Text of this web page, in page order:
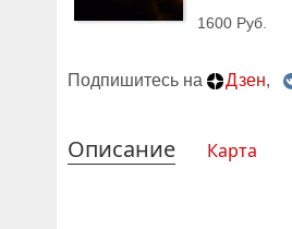
1600 Руб.
Подпишитесь на Дзен,
Описание Карта